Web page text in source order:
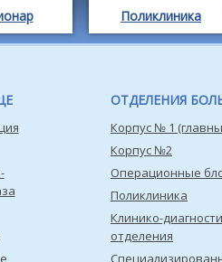
Поликлиника
ОТДЕЛЕНИЯ
Корпус № 1
Корпус №2
Операционные
Поликлиника
Клинико-
отделения